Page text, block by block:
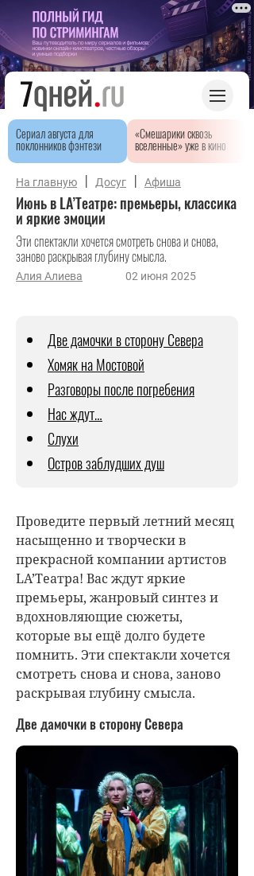
Сериал августа для
поклонников фэнтези
«Смешарики сквозь
вселенные» уже в кино
На главную | Досуг | Афиша
Июнь в LA’Театрe: премьеры, классика
и яркие эмоции
Эти спектакли хочется смотреть снова и снова,
заново раскрывая глубину смысла.
Алия Алиева 02 июня 2025
Две дамочки в сторону Севера
Хомяк на Мостовой
Разговоры после погребения
Нас ждут…
Слухи
Остров заблудших душ
Проведите первый летний месяц
насыщенно и творчески в
прекрасной компании артистов
LA’Театра! Вас ждут яркие
премьеры, жанровый синтез и
вдохновляющие сюжеты,
которые вы ещё долго будете
помнить. Эти спектакли хочется
смотреть снова и снова, заново
раскрывая глубину смысла.
Две дамочки в сторону Севера